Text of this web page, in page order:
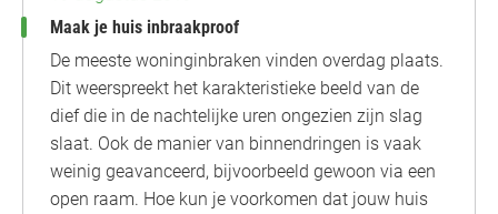
Maak je huis inbraakproof
De meeste woninginbraken vinden overdag plaats.
Dit weerspreekt het karakteristieke beeld van de
dief die in de nachtelijke uren ongezien zijn slag
slaat. Ook de manier van binnendringen is vaak
weinig geavanceerd, bijvoorbeeld gewoon via een
open raam. Hoe kun je voorkomen dat jouw huis